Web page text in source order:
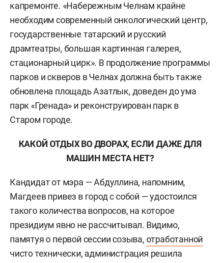
капремонте. «Набережным Челнам крайне
необходим современный онкологический центр,
государственные татарский и русский
драмтеатры, большая картинная галерея,
стационарный цирк». В продолжение программы
парков и скверов в Челнах должна быть также
обновлена площадь Азатлык, доведен до ума
парк «Гренада» и реконструирован парк в
Старом городе.
КАКОЙ ОТДЫХ ВО ДВОРАХ, ЕСЛИ ДАЖЕ ДЛЯ
МАШИН МЕСТА НЕТ?
Кандидат от мэра — Абдуллина, напомним,
Магдеев привез в город с собой — удостоился
такого количества вопросов, на которое
президиум явно не рассчитывал. Видимо,
памятуя о первой сессии созыва, отработанной
чисто технически, администрация решила